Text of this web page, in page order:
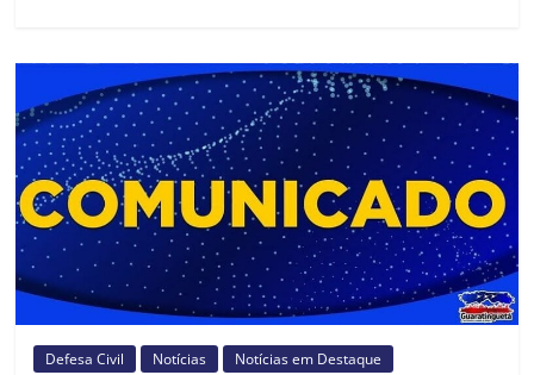
Defesa Civil Notícias Notícias em Destaque